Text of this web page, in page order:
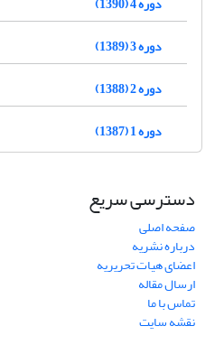
دوره 3 (1389)
دوره 2 (1388)
دوره 1 (1387)
دسترسی سریع
صفحه اصلی
درباره نشریه
اعضای هیات تحریریه
ارسال مقاله
تماس با ما
نقشه سایت